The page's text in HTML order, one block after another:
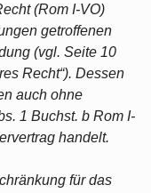
(Rom I-VO)
getroffenen
(vgl. Seite 10
Recht“). Dessen
auch ohne
1 Buchst. b Rom I-
handelt.
für das